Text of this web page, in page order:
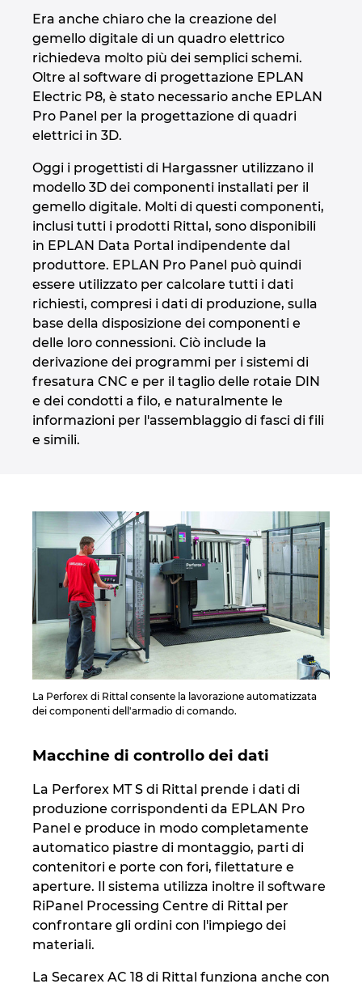
Era anche chiaro che la creazione del
gemello digitale di un quadro elettrico
richiedeva molto più dei semplici schemi.
Oltre al software di progettazione EPLAN
Electric P8, è stato necessario anche EPLAN
Pro Panel per la progettazione di quadri
elettrici in 3D.
Oggi i progettisti di Hargassner utilizzano il
modello 3D dei componenti installati per il
gemello digitale. Molti di questi componenti,
inclusi tutti i prodotti Rittal, sono disponibili
in EPLAN Data Portal indipendente dal
produttore. EPLAN Pro Panel può quindi
essere utilizzato per calcolare tutti i dati
richiesti, compresi i dati di produzione, sulla
base della disposizione dei componenti e
delle loro connessioni. Ciò include la
derivazione dei programmi per i sistemi di
fresatura CNC e per il taglio delle rotaie DIN
e dei condotti a filo, e naturalmente le
informazioni per l'assemblaggio di fasci di fili
e simili.
La Perforex di Rittal consente la lavorazione automatizzata
dei componenti dell'armadio di comando.
Macchine di controllo dei dati
La Perforex MT S di Rittal prende i dati di
produzione corrispondenti da EPLAN Pro
Panel e produce in modo completamente
automatico piastre di montaggio, parti di
contenitori e porte con fori, filettature e
aperture. Il sistema utilizza inoltre il software
RiPanel Processing Centre di Rittal per
confrontare gli ordini con l'impiego dei
materiali.
La Secarex AC 18 di Rittal funziona anche con
Ukraine
United Arab Emirates
United Kingdom
United States